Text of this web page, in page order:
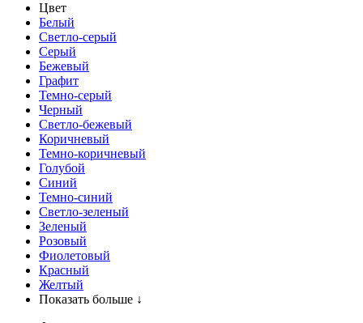
Цвет
Белый
Светло-серый
Серый
Бежевый
Графит
Темно-серый
Черный
Светло-бежевый
Коричневый
Темно-коричневый
Голубой
Синий
Темно-синий
Светло-зеленый
Зеленый
Розовый
Фиолетовый
Красный
Желтый
Показать больше ↓